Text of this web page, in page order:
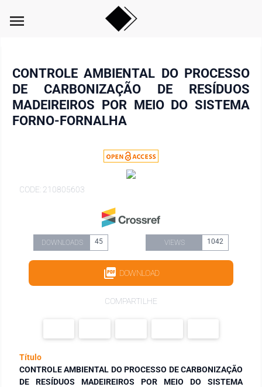
menu
CONTROLE AMBIENTAL DO PROCESSO
DE CARBONIZAÇÃO DE RESÍDUOS
MADEIREIROS POR MEIO DO SISTEMA
FORNO-FORNALHA
CODE: 210805603
DOWNLOADS 45 VIEWS 1042
DOWNLOAD
COMPARTILHE
Título
CONTROLE AMBIENTAL DO PROCESSO DE CARBONIZAÇÃO
DE RESÍDUOS MADEIREIROS POR MEIO DO SISTEMA